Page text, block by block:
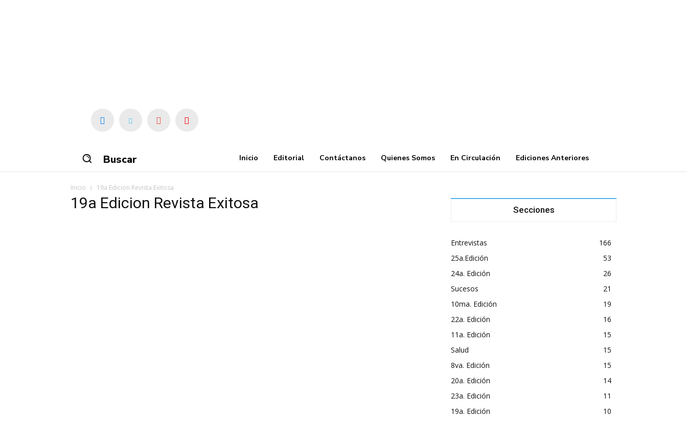
Buscar Inicio Editorial Contáctanos Quienes Somos En Circulación Ediciones Anteriores
Inicio 19a Edicion Revista Exitosa
19a Edicion Revista Exitosa Secciones
Entrevistas
166
25a.Edición
53
24a. Edición
26
Sucesos
21
10ma. Edición
19
22a. Edición
16
11a. Edición
15
Salud
15
8va. Edición
15
20a. Edición
14
23a. Edición
11
19a. Edición
10